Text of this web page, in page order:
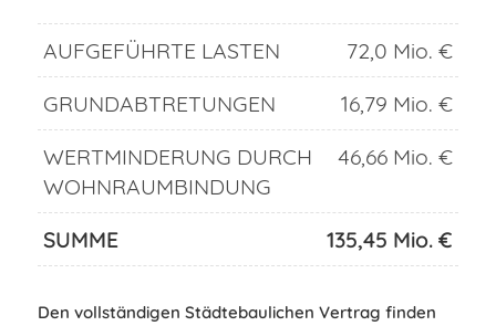
AUFGEFÜHRTE LASTEN
72,0 Mio. €
GRUNDABTRETUNGEN
16,79 Mio. €
WERTMINDERUNG DURCH
WOHNRAUMBINDUNG
46,66 Mio. €
SUMME 135,45 Mio. €
Den vollständigen Städtebaulichen Vertrag finden